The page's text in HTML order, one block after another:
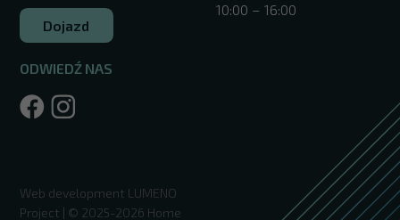
Dojazd
ODWIEDŹ NAS
10:00 – 16:00
Web development LUMENO
Project | © 2025-2026 Home